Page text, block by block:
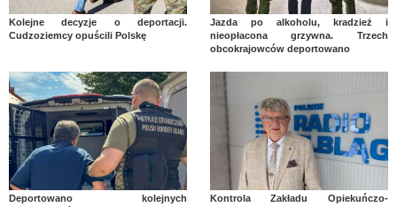
Kolejne decyzje o deportacji.
Cudzoziemcy opuścili Polskę
Jazda po alkoholu, kradzież i
nieopłacona grzywna. Trzech
obcokrajowców deportowano
Deportowano kolejnych
Kontrola Zakładu Opiekuńczo-